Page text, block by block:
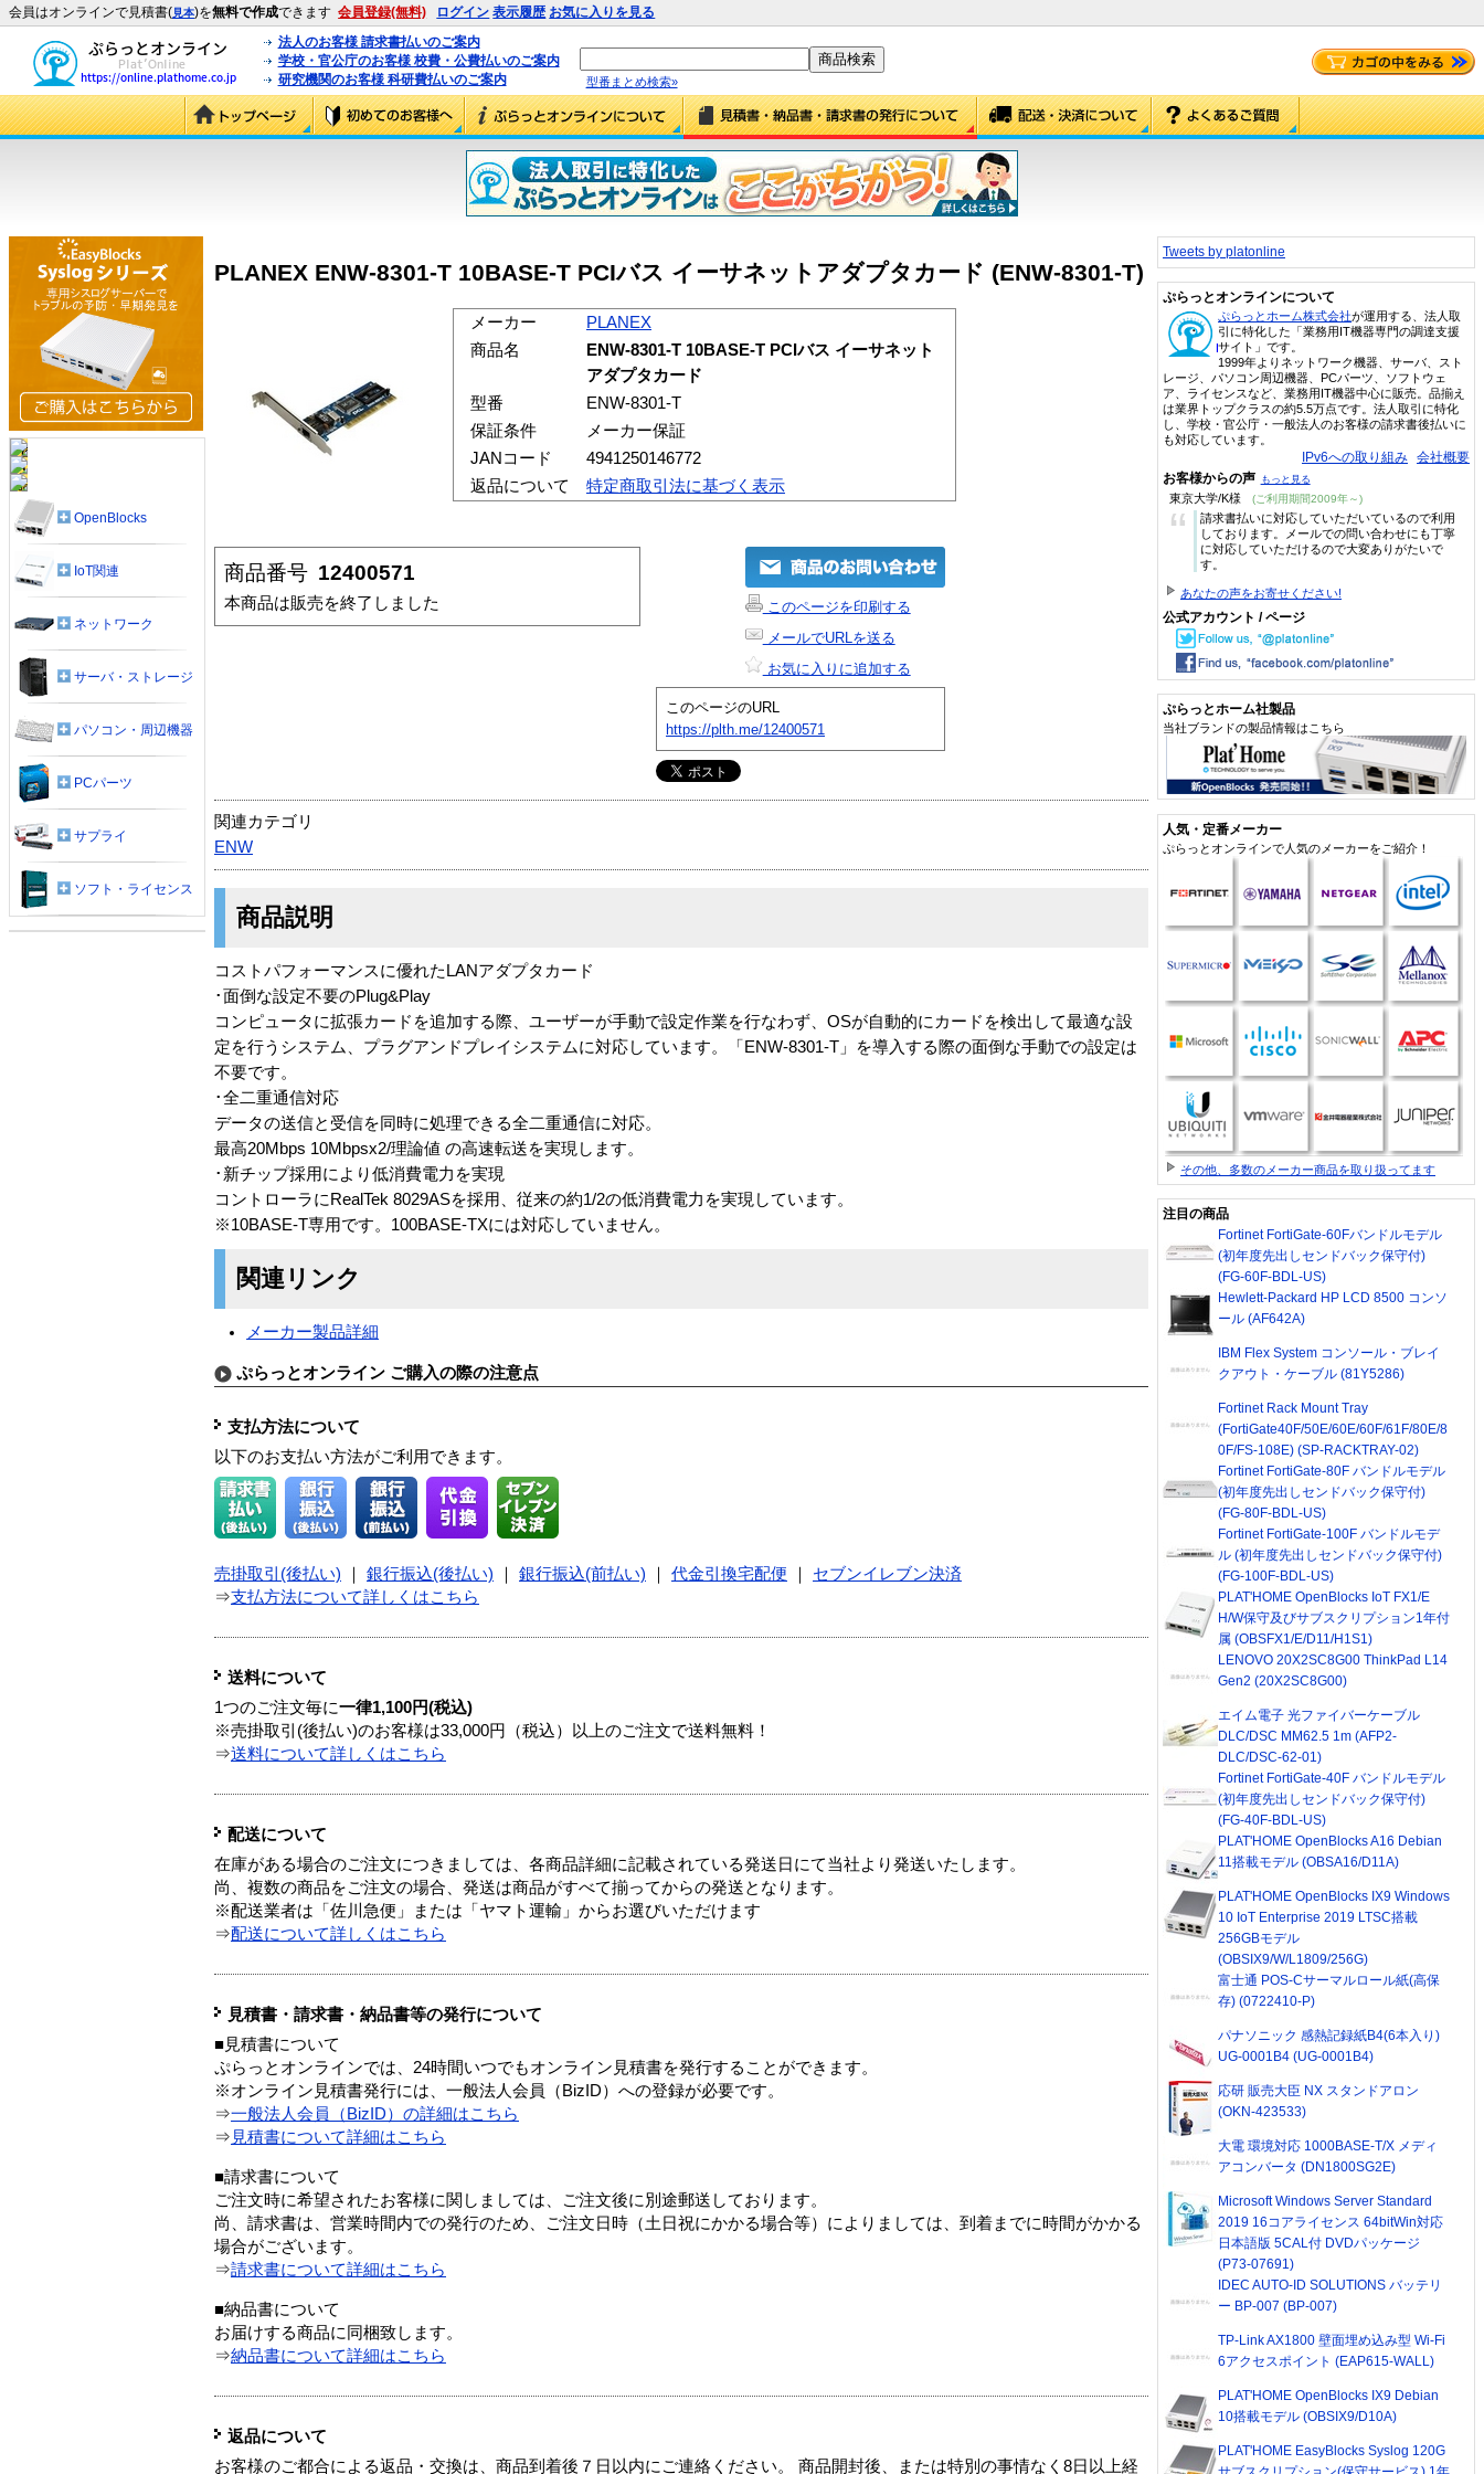
会員はオンラインで見積書(見本)を無料で作成できます 会員登録(無料) ログイン 表示履歴 お気に入りを見る
法人のお客様 請求書払いのご案内
学校・官公庁のお客様 校費・公費払いのご案内
研究機関のお客様 科研費払いのご案内
型番まとめ検索»
PLANEX ENW-8301-T 10BASE-T PCIバス イーサネットアダプタカード (ENW-8301-T)
メーカー
PLANEX
商品名
ENW-8301-T 10BASE-T PCIバス イーサネット
アダプタカード
型番
ENW-8301-T
保証条件
メーカー保証
JANコード
4941250146772
返品について
特定商取引法に基づく表示
商品番号 12400571
本商品は販売を終了しました
このページを印刷する
メールでURLを送る
お気に入りに追加する
このページのURL
https://plth.me/12400571
関連カテゴリ
ENW
商品説明
コストパフォーマンスに優れたLANアダプタカード
･面倒な設定不要のPlug&Play
コンピュータに拡張カードを追加する際、ユーザーが手動で設定作業を行なわず、OSが自動的にカードを検出して最適な設
定を行うシステム、プラグアンドプレイシステムに対応しています。「ENW-8301-T」を導入する際の面倒な手動での設定は
不要です。
･全二重通信対応
データの送信と受信を同時に処理できる全二重通信に対応。
最高20Mbps 10Mbpsx2/理論値 の高速転送を実現します。
･新チップ採用により低消費電力を実現
コントローラにRealTek 8029ASを採用、従来の約1/2の低消費電力を実現しています。
※10BASE-T専用です。100BASE-TXには対応していません。
関連リンク
メーカー製品詳細
ぷらっとオンライン ご購入の際の注意点
支払方法について
以下のお支払い方法がご利用できます。
売掛取引(後払い) 銀行振込(後払い) 銀行振込(前払い) 代金引換宅配便
セブンイレブン決済
⇒支払方法について詳しくはこちら
送料について
1つのご注文毎に一律1,100円(税込)
※売掛取引(後払い)のお客様は33,000円（税込）以上のご注文で送料無料！
⇒送料について詳しくはこちら
配送について
在庫がある場合のご注文につきましては、各商品詳細に記載されている発送日にて当社より発送いたします。
尚、複数の商品をご注文の場合、発送は商品がすべて揃ってからの発送となります。
※配送業者は「佐川急便」または「ヤマト運輸」からお選びいただけます
⇒配送について詳しくはこちら
見積書・請求書・納品書等の発行について
■見積書について
ぷらっとオンラインでは、24時間いつでもオンライン見積書を発行することができます。
※オンライン見積書発行には、一般法人会員（BizID）への登録が必要です。
⇒一般法人会員（BizID）の詳細はこちら
⇒ 見積書について詳細はこちら
■請求書について
ご注文時に希望されたお客様に関しましては、ご注文後に別途郵送しております。
尚、請求書は、営業時間内での発行のため、ご注文日時（土日祝にかかる場合等）によりましては、到着までに時間がかかる
場合がございます。
⇒請求書について詳細はこちら
■納品書について
お届けする商品に同梱致します。
⇒納品書について詳細はこちら
返品について
お客様のご都合による返品・交換は、商品到着後７日以内にご連絡ください。 商品開封後、または特別の事情なく8日以上経
OpenBlocks
IoT関連
ネットワーク
サーバ・ストレージ
パソコン・周辺機器
PCパーツ
サプライ
ソフト・ライセンス
Tweets by platonline
ぷらっとオンラインについて
ぷらっとホーム株式会社が運用する、法人取
引に特化した「業務用IT機器専門の調達支援
サイト」です。
1999年よりネットワーク機器、サーバ、スト
レージ、パソコン周辺機器、PCパーツ、ソフトウェ
ア、ライセンスなど、業務用IT機器中心に販売。品揃え
は業界トップクラスの約5.5万点です。法人取引に特化
し、学校・官公庁・一般法人のお客様の請求書後払いに
も対応しています。
IPv6への取り組み 会社概要
お客様からの声 もっと見る
東京大学/K様 (ご利用期間2009年～)
“
請求書払いに対応していただいているので利用
しております。メールでの問い合わせにも丁寧
に対応していただけるので大変ありがたいで
す。
あなたの声をお寄せください!
公式アカウント / ページ
ぷらっとホーム社製品
当社ブランドの製品情報はこちら
人気・定番メーカー
ぷらっとオンラインで人気のメーカーをご紹介！
その他、多数のメーカー商品を取り扱ってます
注目の商品
Fortinet FortiGate-60Fバンドルモデル
(初年度先出しセンドバック保守付)
(FG-60F-BDL-US)
Hewlett-Packard HP LCD 8500 コンソ
ール (AF642A)
IBM Flex System コンソール・ブレイ
クアウト・ケーブル (81Y5286)
Fortinet Rack Mount Tray
(FortiGate40F/50E/60E/60F/61F/80E/8
0F/FS-108E) (SP-RACKTRAY-02)
Fortinet FortiGate-80F バンドルモデル
(初年度先出しセンドバック保守付)
(FG-80F-BDL-US)
Fortinet FortiGate-100F バンドルモデ
ル (初年度先出しセンドバック保守付)
(FG-100F-BDL-US)
PLAT'HOME OpenBlocks IoT FX1/E
H/W保守及びサブスクリプション1年付
属 (OBSFX1/E/D11/H1S1)
LENOVO 20X2SC8G00 ThinkPad L14
Gen2 (20X2SC8G00)
エイム電子 光ファイバーケーブル
DLC/DSC MM62.5 1m (AFP2-
DLC/DSC-62-01)
Fortinet FortiGate-40F バンドルモデル
(初年度先出しセンドバック保守付)
(FG-40F-BDL-US)
PLAT'HOME OpenBlocks A16 Debian
11搭載モデル (OBSA16/D11A)
PLAT'HOME OpenBlocks IX9 Windows
10 IoT Enterprise 2019 LTSC搭載
256GBモデル
(OBSIX9/W/L1809/256G)
富士通 POS-Cサーマルロール紙(高保
存) (0722410-P)
パナソニック 感熱記録紙B4(6本入り)
UG-0001B4 (UG-0001B4)
応研 販売大臣 NX スタンドアロン
(OKN-423533)
大電 環境対応 1000BASE-T/X メディ
アコンバータ (DN1800SG2E)
Microsoft Windows Server Standard
2019 16コアライセンス 64bitWin対応
日本語版 5CAL付 DVDパッケージ
(P73-07691)
IDEC AUTO-ID SOLUTIONS バッテリ
ー BP-007 (BP-007)
TP-Link AX1800 壁面埋め込み型 Wi-Fi
6アクセスポイント (EAP615-WALL)
PLAT'HOME OpenBlocks IX9 Debian
10搭載モデル (OBSIX9/D10A)
PLAT'HOME EasyBlocks Syslog 120G